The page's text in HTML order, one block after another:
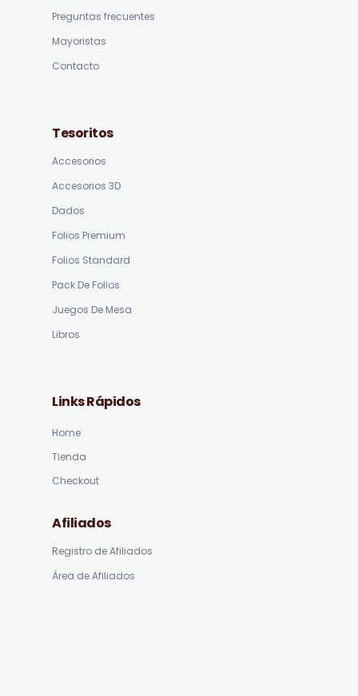
Preguntas frecuentes
Mayoristas
Contacto
Tesoritos
Accesorios
Accesorios 3D
Dados
Folios Premium
Folios Standard
Pack De Folios
Juegos De Mesa
Libros
Links Rápidos
Home
Tienda
Checkout
Afiliados
Registro de Afiliados
Área de Afiliados